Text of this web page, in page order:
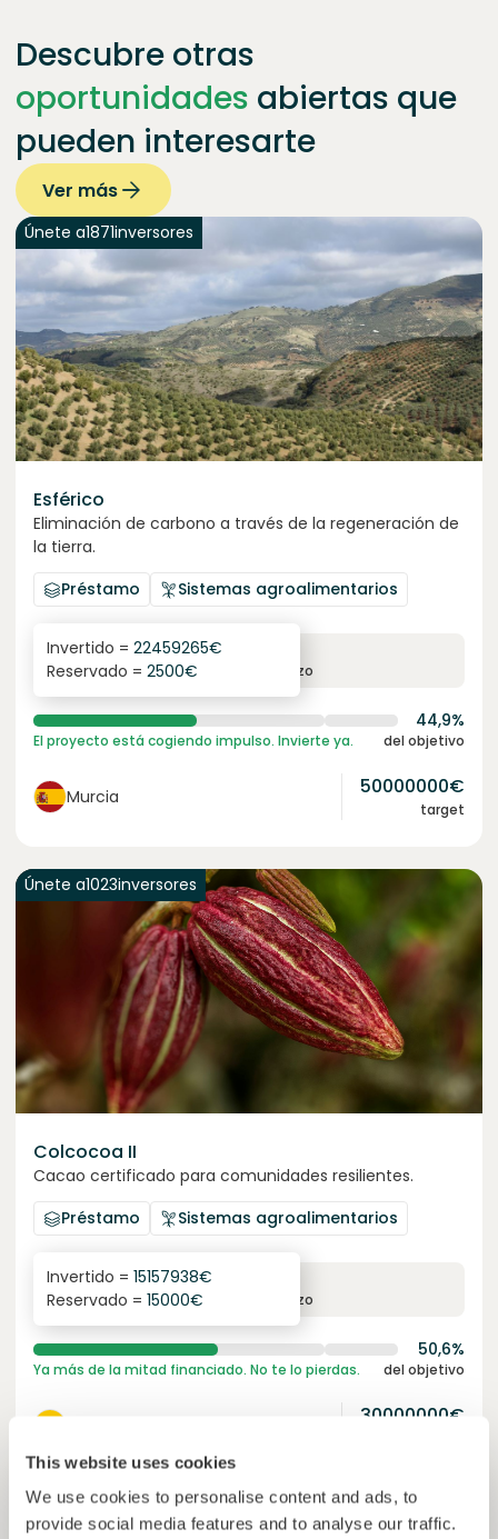
This website uses cookies
We use cookies to personalise content and ads, to
provide social media features and to analyse our traffic.
Descubre otras
oportunidades abiertas que
pueden interesarte
Ver más
Únete a1871inversores
Esférico
Eliminación de carbono a través de la regeneración de
la tierra.
Préstamo
Sistemas agroalimentarios
6.3%
interés anual plazo
Invertido = 22459265€
Reservado = 2500€
44,9%
El proyecto está cogiendo impulso. Invierte ya. del objetivo
Murcia 50000000€
target
Únete a1023inversores
Colcocoa II
Cacao certificado para comunidades resilientes.
Préstamo
Sistemas agroalimentarios
6.1%
interés anual plazo
Invertido = 15157938€
Reservado = 15000€
50,6%
Ya más de la mitad financiado. No te lo pierdas. del objetivo
30000000€
Financiado